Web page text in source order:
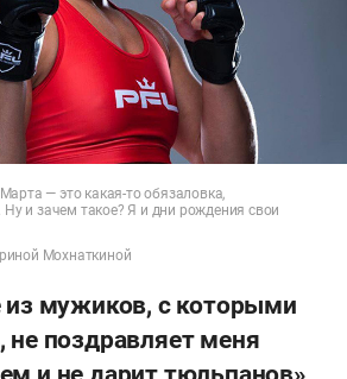
— это какая-то обязаловка,
Ну и зачем такое? Я и дни рождения свои
Мохнаткиной
из мужиков, с которыми
не поздравляет меня